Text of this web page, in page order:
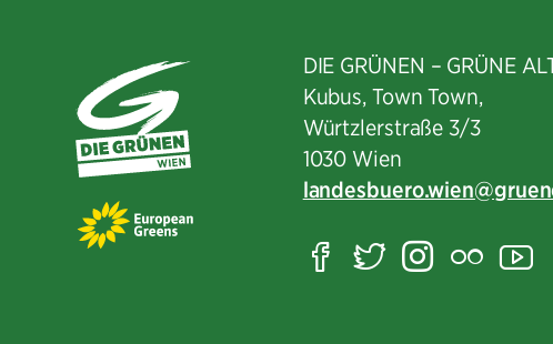
DIE GRÜNEN – GRÜNE
Kubus, Town Town,
Würtzlerstraße 3/3​
1030 Wien
landesbuero.wien
Facebook
Twitter Flickr